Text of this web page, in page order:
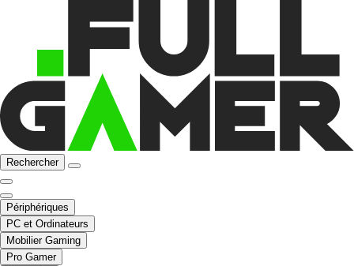
Rechercher
Périphériques
PC et Ordinateurs
Mobilier Gaming
Pro Gamer